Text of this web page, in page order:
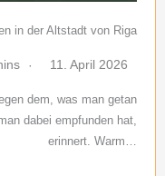
in der Altstadt von Riga
11. April 2026
dem, was man getan
dabei empfunden hat,
erinnert. Warm…